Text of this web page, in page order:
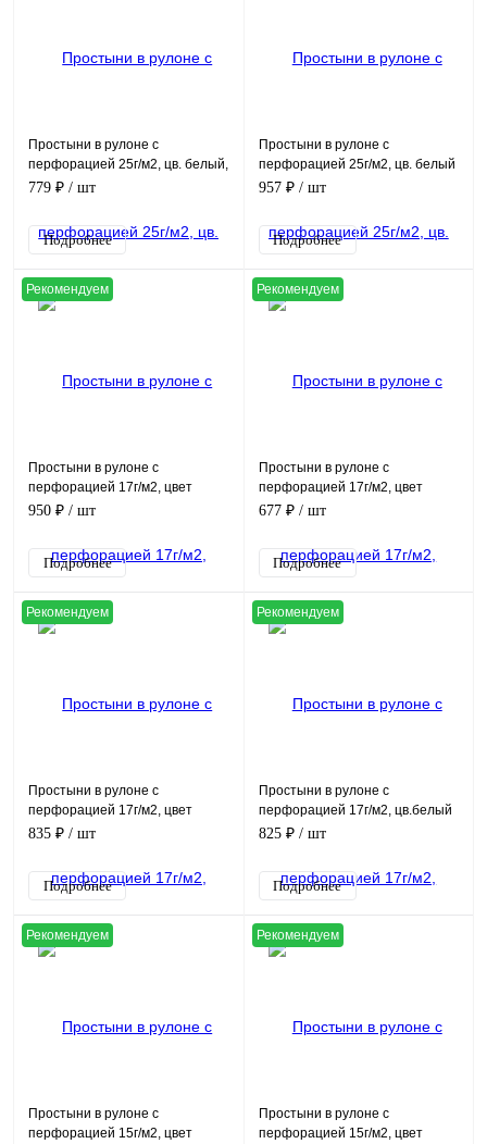
Простыни в рулоне с
перфорацией 25г/м2, цв. белый,
(70х80см, в рулоне 200шт)
779 ₽ / шт
Подробнее
Простыни в рулоне с
перфорацией 25г/м2, цв. белый
(70х200см, в рулоне 100шт)
957 ₽ / шт
Подробнее
Рекомендуем
Простыни в рулоне с
перфорацией 17г/м2, цвет
голубой, (80х200см, в рулоне
950 ₽ / шт
Подробнее
Рекомендуем
Простыни в рулоне с
перфорацией 17г/м2, цвет
голубой, (70х80см, в рулоне
677 ₽ / шт
Подробнее
Рекомендуем
Простыни в рулоне с
перфорацией 17г/м2, цвет
голубой, (70х200см, в рулоне
835 ₽ / шт
Подробнее
Рекомендуем
Простыни в рулоне с
перфорацией 17г/м2, цв.белый
(70х200см, в рулоне 100шт)
825 ₽ / шт
Подробнее
Рекомендуем
Простыни в рулоне с
перфорацией 15г/м2, цвет
Рекомендуем
Простыни в рулоне с
перфорацией 15г/м2, цвет